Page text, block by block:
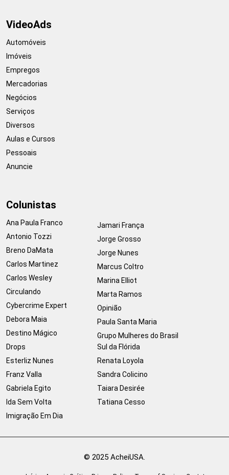
VideoAds
Automóveis
Imóveis
Empregos
Mercadorias
Negócios
Serviços
Diversos
Aulas e Cursos
Pessoais
Anuncie
Colunistas
Ana Paula Franco
Antonio Tozzi
Breno DaMata
Carlos Martinez
Carlos Wesley
Circulando
Cybercrime Expert
Debora Maia
Destino Mágico
Drops
Esterliz Nunes
Franz Valla
Gabriela Egito
Ida Sem Volta
Imigração Em Dia
Jamari França
Jorge Grosso
Jorge Nunes
Marcus Coltro
Marina Elliot
Marta Ramos
Opinião
Paula Santa Maria
Grupo Mulheres do Brasil
Sul da Flórida
Renata Loyola
Sandra Colicino
Taiara Desirée
Tatiana Cesso
© 2025 AcheiUSA.